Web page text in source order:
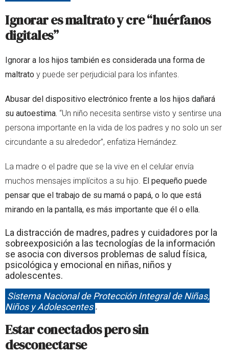
Ignorar es maltrato y cre “huérfanos
digitales”
Ignorar a los hijos también es considerada una forma de
maltrato y puede ser perjudicial para los infantes.
Abusar del dispositivo electrónico frente a los hijos dañará
su autoestima. “Un niño necesita sentirse visto y sentirse una
persona importante en la vida de los padres y no solo un ser
circundante a su alrededor”, enfatiza Hernández.
La madre o el padre que se la vive en el celular envía
muchos mensajes implícitos a su hijo. El pequeño puede
pensar que el trabajo de su mamá o papá, o lo que está
mirando en la pantalla, es más importante que él o ella.
La distracción de madres, padres y cuidadores por la
sobreexposición a las tecnologías de la información
se asocia con diversos problemas de salud física,
psicológica y emocional en niñas, niños y
adolescentes.
Sistema Nacional de Protección Integral de Niñas,
Niños y Adolescentes.
Estar conectados pero sin
desconectarse